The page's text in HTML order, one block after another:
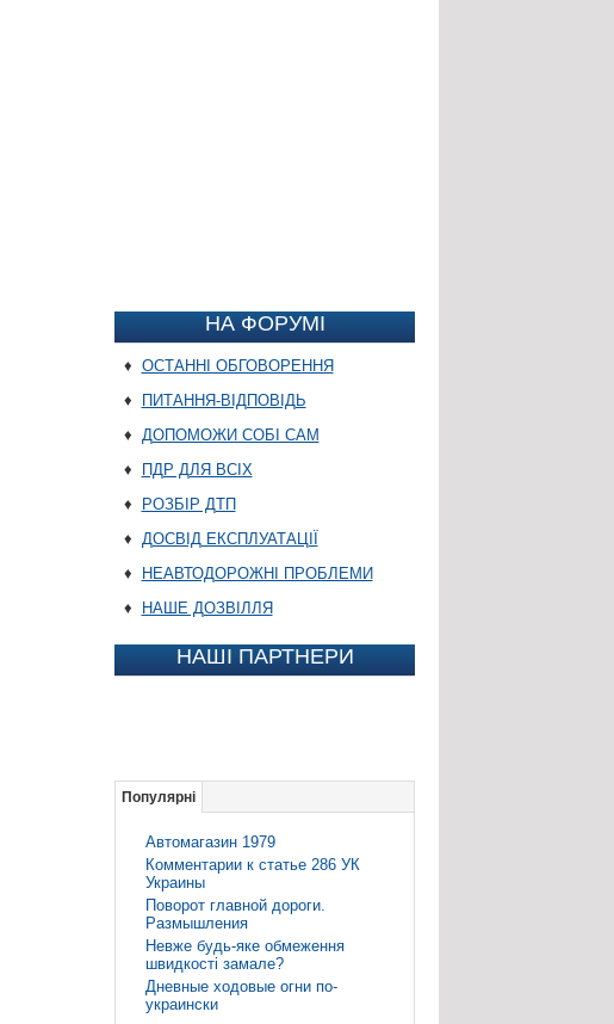
НА ФОРУМІ
♦ ОСТАННІ ОБГОВОРЕННЯ
♦
ПИТАННЯ-ВІДПОВІДЬ
♦ ДОПОМОЖИ СОБІ САМ
♦
ПДР ДЛЯ ВСІХ
♦
РОЗБІР ДТП
♦ ДОСВІД ЕКСПЛУАТАЦІЇ
♦
НЕАВТОДОРОЖНІ ПРОБЛЕМИ
♦
НАШЕ ДОЗВІЛЛЯ
НАШІ ПАРТНЕРИ
Популярні
Автомагазин 1979
Комментарии к статье 286 УК
Украины
Поворот главной дороги.
Размышления
Невже будь-яке обмеження
швидкості замале?
Дневные ходовые огни по-
украински